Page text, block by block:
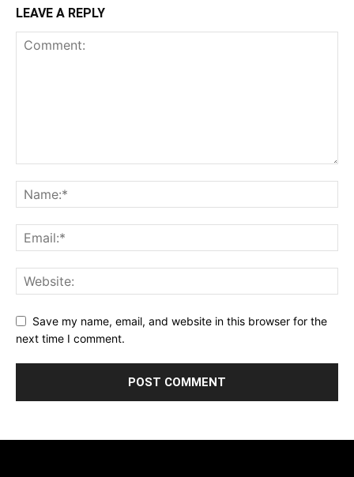
LEAVE A REPLY
Save my name, email, and website in this browser for the
next time I comment.